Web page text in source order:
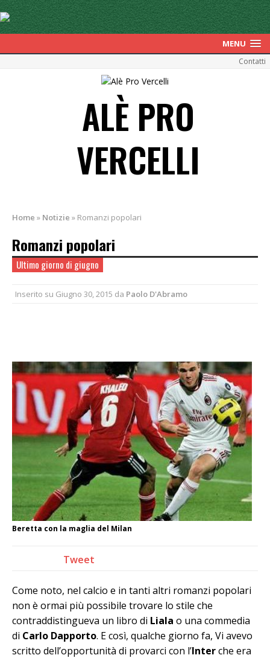
MENU
Contatti
ALÈ PRO
VERCELLI
Home » Notizie » Romanzi popolari
Romanzi popolari
Ultimo giorno di giugno
Inserito su Giugno 30, 2015 da Paolo D'Abramo
Beretta con la maglia del Milan
Tweet
Come noto, nel calcio e in tanti altri romanzi popolari
non è ormai più possibile trovare lo stile che
contraddistingueva un libro di Liala o una commedia
di Carlo Dapporto. E così, qualche giorno fa, Vi avevo
scritto dell’opportunità di provarci con l’Interche era